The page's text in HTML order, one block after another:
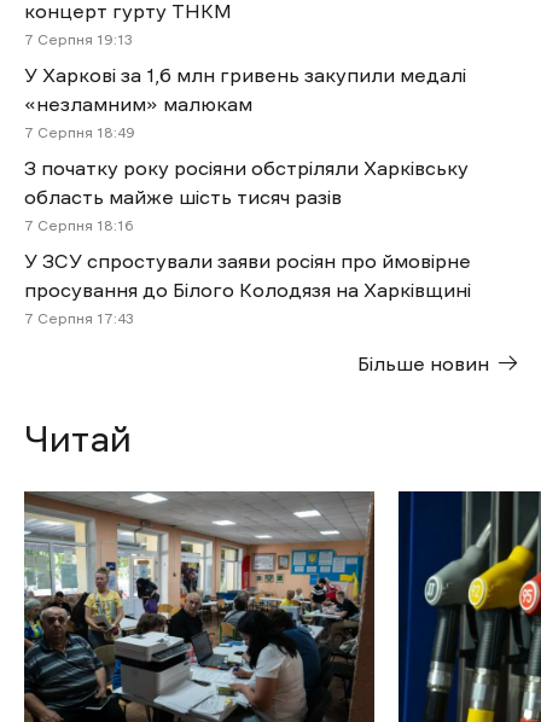
концерт гурту ТНКМ
7 Cерпня 19:13
У Харкові за 1,6 млн гривень закупили медалі
«незламним» малюкам
7 Cерпня 18:49
З початку року росіяни обстріляли Харківську
область майже шість тисяч разів
7 Cерпня 18:16
У ЗСУ спростували заяви росіян про ймовірне
просування до Білого Колодязя на Харківщині
7 Cерпня 17:43
Більше новин
Читай